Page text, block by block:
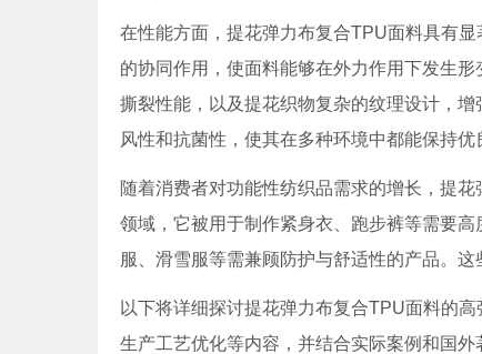
在性能方面，提花弹力布复合TPU面料具有
的协同作用，使面料能够在外力作用下发生
撕裂性能，以及提花织物复杂的纹理设计，
风性和抗菌性，使其在多种环境中都能保持优
随着消费者对功能性纺织品需求的增长，提
领域，它被用于制作紧身衣、跑步裤等需要
服、滑雪服等需兼顾防护与舒适性的产品。
以下将详细探讨提花弹力布复合TPU面料的
生产工艺优化等内容，并结合实际案例和国外